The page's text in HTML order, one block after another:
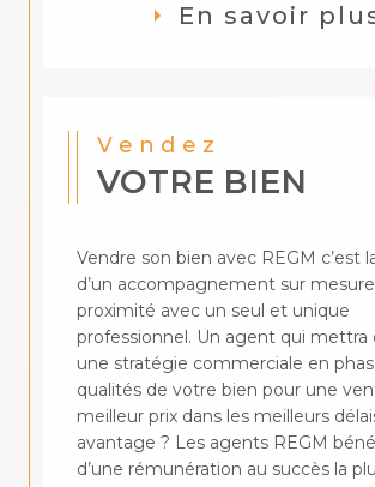
En savoir
Vendez
VOTRE BIEN
Vendre son bien avec REGM c’est
d’un accompagnement sur
proximité avec un seul et unique
professionnel. Un agent qui mettra
une stratégie commerciale en
qualités de votre bien pour une
meilleur prix dans les meilleurs
avantage ? Les agents REGM
d’une rémunération au succès la